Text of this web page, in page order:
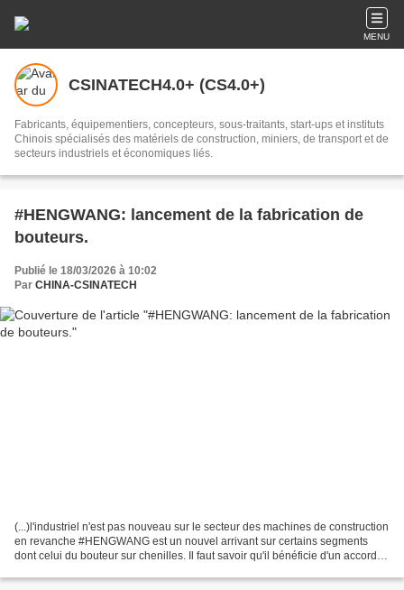
MENU
CSINATECH4.0+ (CS4.0+)
Fabricants, équipementiers, concepteurs, sous-traitants, start-ups et instituts
Chinois spécialisés des matériels de construction, miniers, de transport et de
secteurs industriels et économiques liés.
#HENGWANG: lancement de la fabrication de
bouteurs.
Publié le 18/03/2026 à 10:02
Par CHINA-CSINATECH
(...)l'industriel n'est pas nouveau sur le secteur des machines de construction
en revanche #HENGWANG est un nouvel arrivant sur certains segments
dont celui du bouteur sur chenilles. Il faut savoir qu'il bénéficie d'un accord